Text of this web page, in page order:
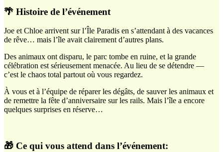
🌴 Histoire de l’événement
Joe et Chloe arrivent sur l’Île Paradis en s’attendant à des vacances
de rêve… mais l’île avait clairement d’autres plans.
Des animaux ont disparu, le parc tombe en ruine, et la grande
célébration est sérieusement menacée. Au lieu de se détendre —
c’est le chaos total partout où vous regardez.
À vous et à l’équipe de réparer les dégâts, de sauver les animaux et
de remettre la fête d’anniversaire sur les rails. Mais l’île a encore
quelques surprises en réserve…
🎁 Ce qui vous attend dans l’événement: